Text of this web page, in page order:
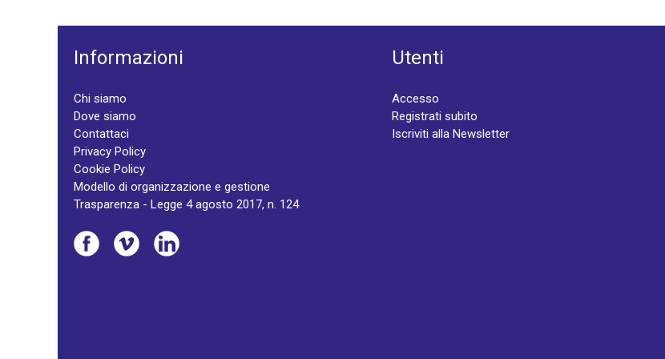
Informazioni
Chi siamo
Dove siamo
Contattaci
Privacy Policy
Cookie Policy
Modello di organizzazione e gestione
Trasparenza - Legge 4 agosto 2017, n. 124
Utenti
Accesso
Registrati subito
Iscriviti alla Newsletter